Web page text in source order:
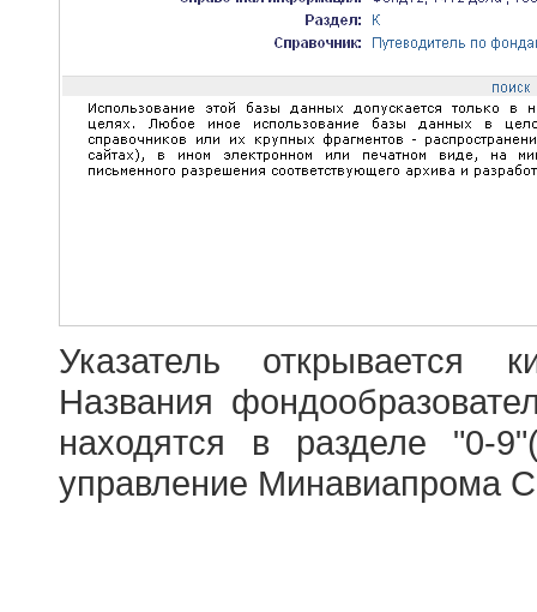
Указатель открывается
Названия
находятся в разделе "0-
управление Минавиапрома